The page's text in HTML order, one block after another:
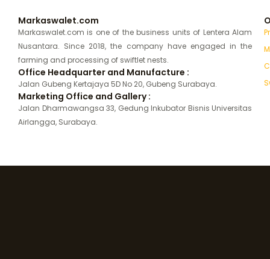
Markaswalet.com
Markaswalet.com is one of the business units of Lentera Alam
Nusantara. Since 2018, the company have engaged in the
farming and processing of swiftlet nests.
Office Headquarter and Manufacture :
Jalan Gubeng Kertajaya 5D No 20, Gubeng Surabaya.
Marketing Office and Gallery :
Jalan Dharmawangsa 33, Gedung Inkubator Bisnis Universitas
Airlangga, Surabaya.